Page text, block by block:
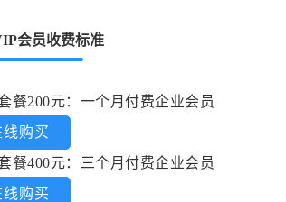
会员收费标准
餐200元：一个月付费企业会员
线购买
餐400元：三个月付费企业会员
线购买